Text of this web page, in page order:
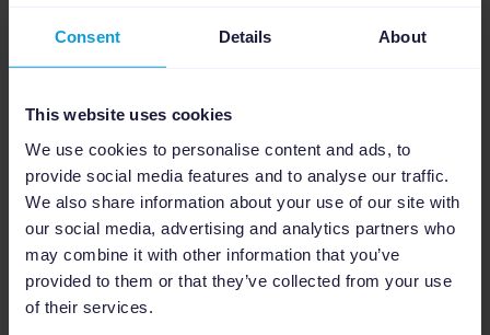
Consent Details About
This website uses cookies
We use cookies to personalise content and ads, to
provide social media features and to analyse our traffic.
We also share information about your use of our site with
our social media, advertising and analytics partners who
may combine it with other information that you’ve
provided to them or that they’ve collected from your use
of their services.
Sector eCommerce
Cómo el ROI y el ROAS afectan a
tu estrategia de marketing